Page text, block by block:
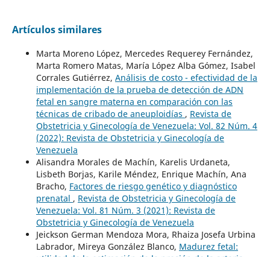
Artículos similares
Marta Moreno López, Mercedes Requerey Fernández,
Marta Romero Matas, María López Alba Gómez, Isabel
Corrales Gutiérrez, Análisis de costo - efectividad de la
implementación de la prueba de detección de ADN
fetal en sangre materna en comparación con las
técnicas de cribado de aneuploidías , Revista de
Obstetricia y Ginecología de Venezuela: Vol. 82 Núm. 4
(2022): Revista de Obstetricia y Ginecología de
Venezuela
Alisandra Morales de Machín, Karelis Urdaneta,
Lisbeth Borjas, Karile Méndez, Enrique Machín, Ana
Bracho, Factores de riesgo genético y diagnóstico
prenatal , Revista de Obstetricia y Ginecología de
Venezuela: Vol. 81 Núm. 3 (2021): Revista de
Obstetricia y Ginecología de Venezuela
Jeickson German Mendoza Mora, Rhaiza Josefa Urbina
Labrador, Mireya González Blanco, Madurez fetal: